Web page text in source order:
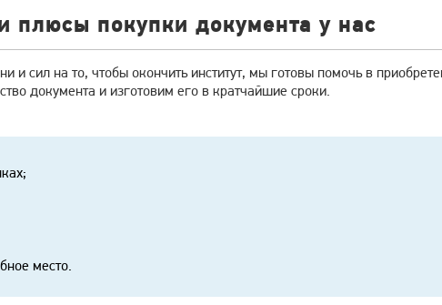
плюсы покупки документа у нас
и сил на то, чтобы окончить институт, мы готовы помочь в
документа и изготовим его в кратчайшие сроки.
место.